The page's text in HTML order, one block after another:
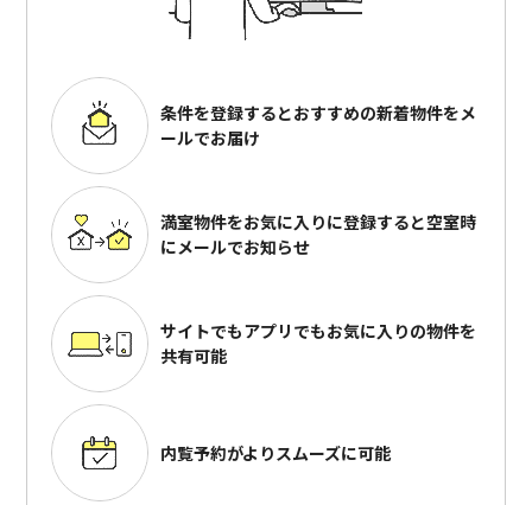
条件を登録するとおすすめの新着物件をメ
ールでお届け
満室物件をお気に入りに登録すると空室時
にメールでお知らせ
サイトでもアプリでもお気に入りの物件を
共有可能
内覧予約がよりスムーズに可能